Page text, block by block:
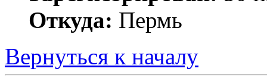
Откуда: Пермь
Вернуться к началу